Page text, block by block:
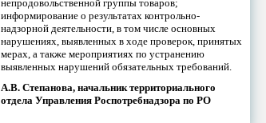
непродовольственной группы товаров;
информирование о результатах контрольно-
надзорной деятельности, в том числе основных
нарушениях, выявленных в ходе проверок, принятых
мерах, а также мероприятиях по устранению
выявленных нарушений обязательных требований.
А.В. Степанова, начальник территориального
отдела Управления Роспотребнадзора по РО